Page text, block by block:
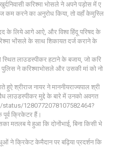
करिश्मा भोसले ने अपने पड़ोस में ए
करने का अनुरोध किया, तो वहाँ केमुस्लि
के लिये आगे आऐ, और विश्व हिंदू परिषद के
भोंसले के साथ शिकायत दर्ज कराने के
स्थित लाउडस्पीकर हटाने के बजाय, जो करि
पुलिस ने करिश्माभोसले और उसकी मां को नो
श्रीराज नायर ने माननीयराज्यपाल श्री
लाउडस्पीकर मुद्दे के बारे में उनको अवगत
मतलब ये हुआ कि दोनोंभाई, बिना किसी भे
ने क्रिकेट केमैदान पर बढ़िया प्रदर्शन कि